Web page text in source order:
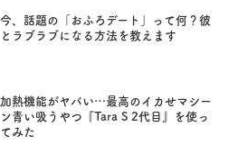
今、話題の「おふろデート」って何？彼
とラブラブになる方法を教えます
加熱機能がヤバい…最高のイカせマシー
ン青い吸うやつ『Tara S 2代目』を使っ
てみた